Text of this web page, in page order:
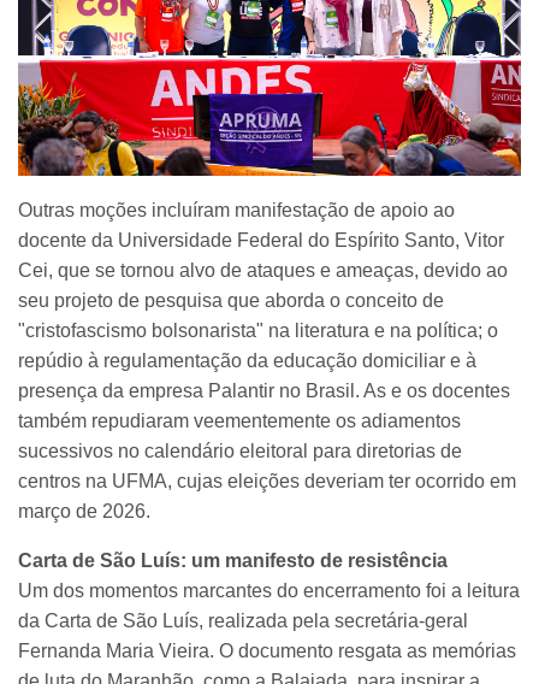
Outras moções incluíram manifestação de apoio ao
docente da Universidade Federal do Espírito Santo, Vitor
Cei, que se tornou alvo de ataques e ameaças, devido ao
seu projeto de pesquisa que aborda o conceito de
"cristofascismo bolsonarista" na literatura e na política; o
repúdio à regulamentação da educação domiciliar e à
presença da empresa Palantir no Brasil. As e os docentes
também repudiaram veementemente os adiamentos
sucessivos no calendário eleitoral para diretorias de
centros na UFMA, cujas eleições deveriam ter ocorrido em
março de 2026.
Carta de São Luís: um manifesto de resistência
Um dos momentos marcantes do encerramento foi a leitura
da Carta de São Luís, realizada pela secretária-geral
Fernanda Maria Vieira. O documento resgata as memórias